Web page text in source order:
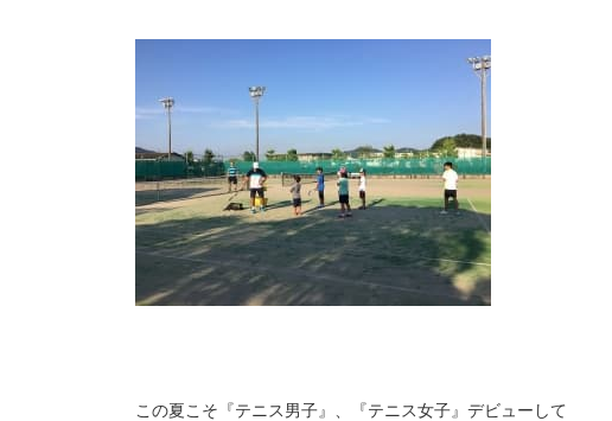
この夏こそ『テニス男子』、『テニス女子』デビューして